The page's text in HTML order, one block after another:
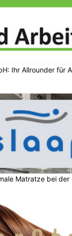
Ihr Allrounder für
Matratze bei der